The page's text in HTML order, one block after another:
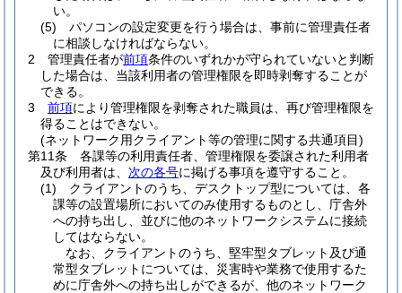
い。
(5)
パソコンの設定変更を行う場合は、事前に管理責任者
に相談しなければならない。
2
管理責任者が前項条件のいずれかが守られていないと判断
した場合は、当該利用者の管理権限を即時剥奪することが
できる。
3
前項により管理権限を剥奪された職員は、再び管理権限を
得ることはできない。
(ネットワーク用クライアント等の管理に関する共通項目)
第11条
各課等の利用責任者、管理権限を委譲された利用者
及び利用者は、 次の各号に掲げる事項を遵守すること。
(1)
クライアントのうち、デスクトップ型については、各
課等の設置場所においてのみ使用するものとし、庁舎外
への持ち出し、並びに他のネットワークシステムに接続
してはならない。
なお、クライアントのうち、堅牢型タブレット及び通
常型タブレットについては、災害時や業務で使用するた
めに庁舎外への持ち出しができるが、他のネットワーク